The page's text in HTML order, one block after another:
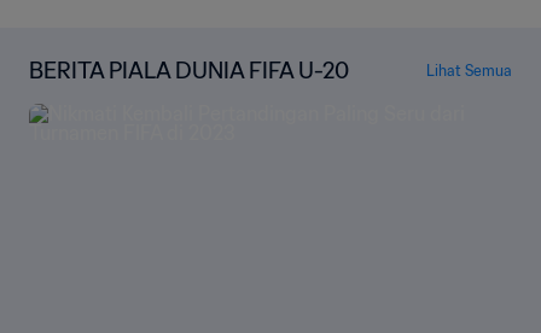
BERITA PIALA DUNIA FIFA U-20 Lihat Semua